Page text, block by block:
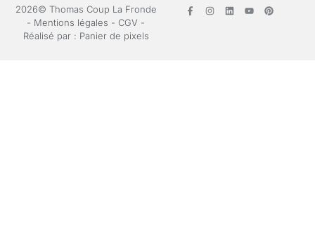
2026© Thomas Coup La Fronde
- Mentions légales - CGV -
Réalisé par : Panier de pixels